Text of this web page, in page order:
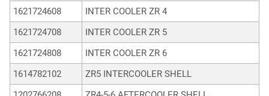
1621724608
INTER COOLER ZR 4
1621724708
INTER COOLER ZR 5
1621724808
INTER COOLER ZR 6
1614782102
ZR5 INTERCOOLER SHELL